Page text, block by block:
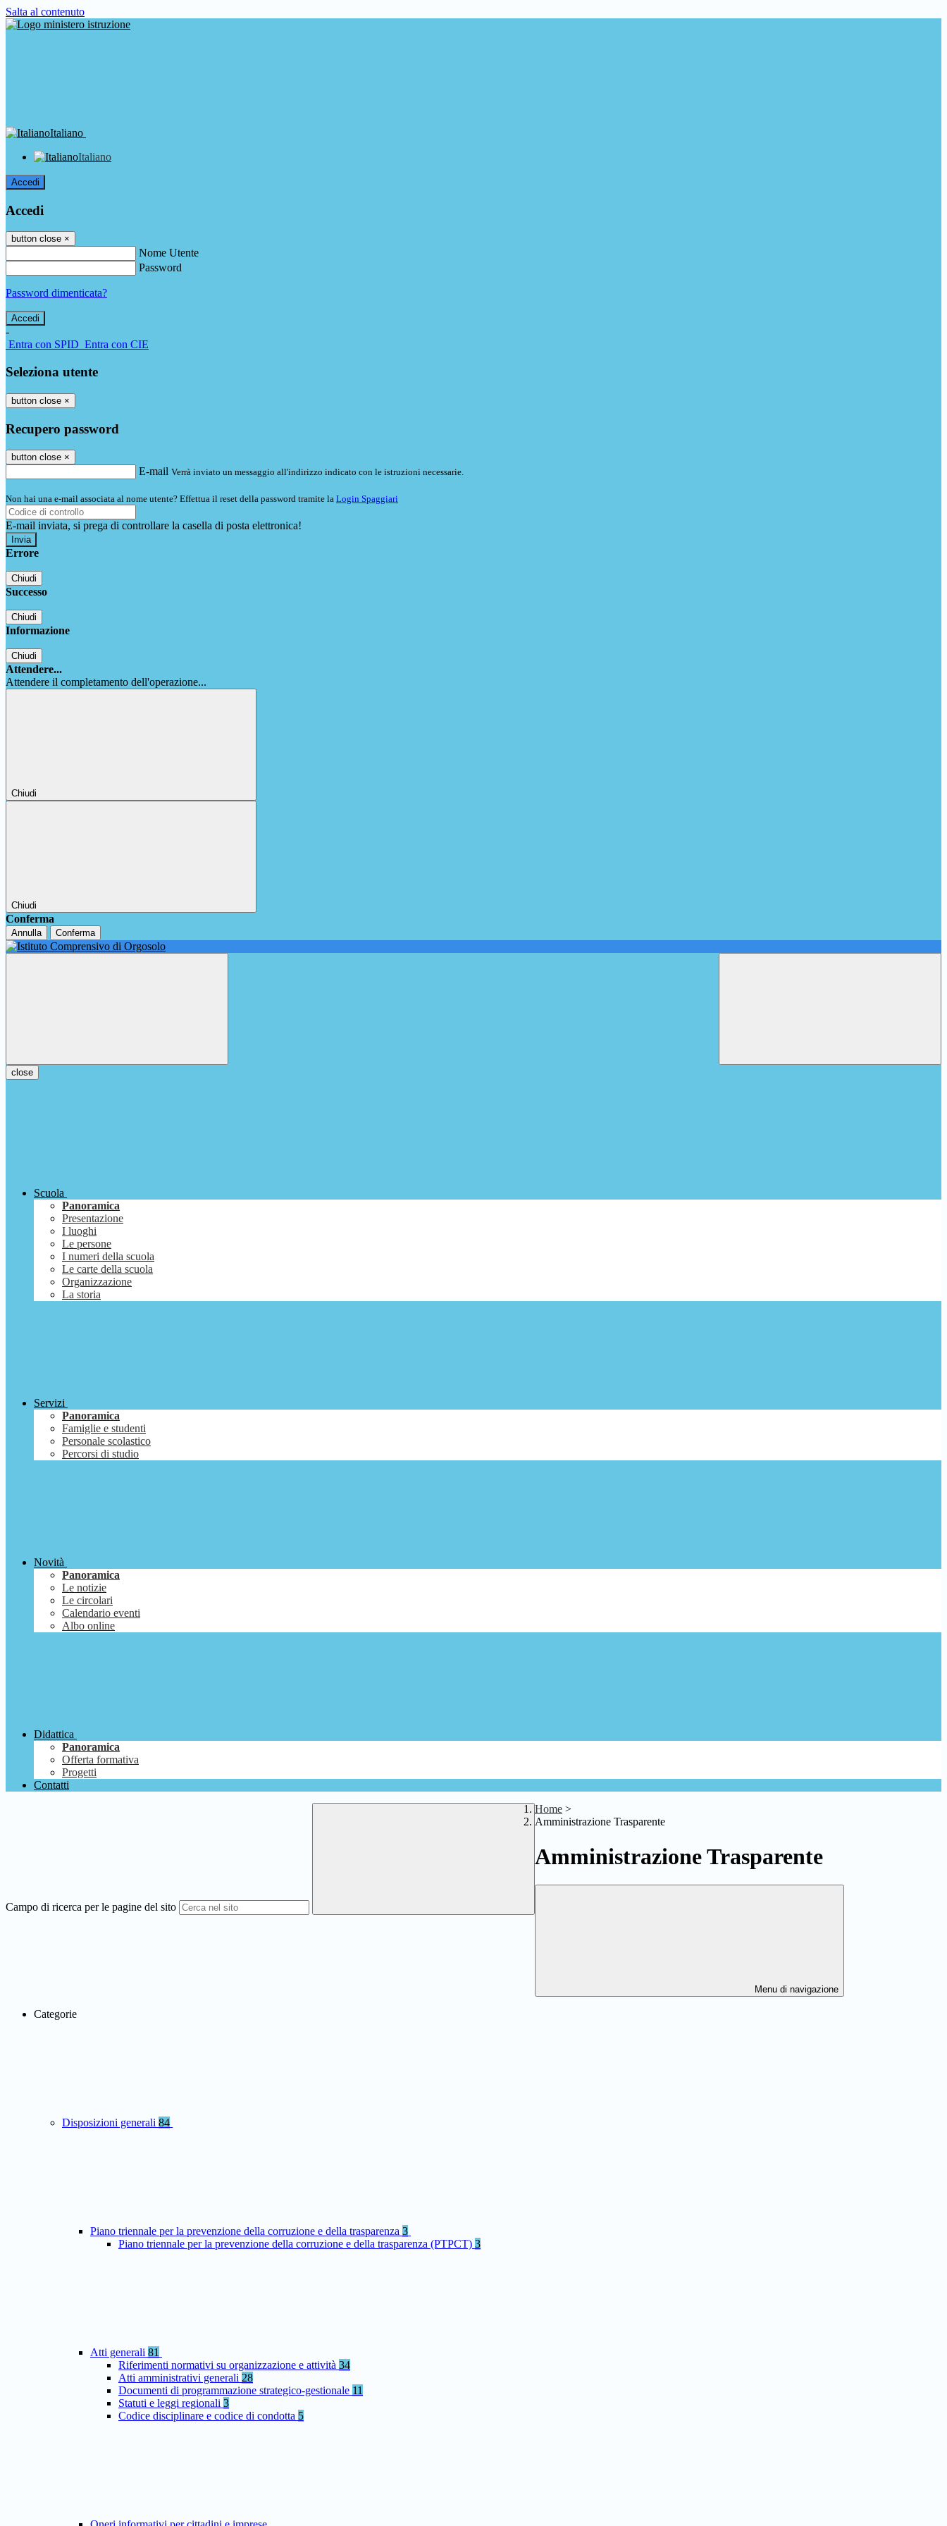
Salta al contenuto
Italiano
Italiano
Accedi
Accedi
button close ×
Nome Utente
Password
Password dimenticata?
-
Entra con SPID Entra con CIE
Seleziona utente
button close ×
Recupero password
button close ×
E-mail Verrà inviato un messaggio all'indirizzo indicato con le istruzioni necessarie.
Non hai una e-mail associata al nome utente? Effettua il reset della password tramite la Login Spaggiari
E-mail inviata, si prega di controllare la casella di posta elettronica!
Errore
Chiudi
Successo
Chiudi
Informazione
Chiudi
Attendere...
Attendere il completamento dell'operazione...
Chiudi
Chiudi
Conferma
Annulla Conferma
close
Scuola
Panoramica
Presentazione
I luoghi
Le persone
I numeri della scuola
Le carte della scuola
Organizzazione
La storia
Servizi
Panoramica
Famiglie e studenti
Personale scolastico
Percorsi di studio
Novità
Panoramica
Le notizie
Le circolari
Calendario eventi
Albo online
Didattica
Panoramica
Offerta formativa
Progetti
Contatti
Campo di ricerca per le pagine del sito
Home >
Amministrazione Trasparente
Amministrazione Trasparente
Menu di navigazione
Categorie
Disposizioni generali 84
Piano triennale per la prevenzione della corruzione e della trasparenza 3
Piano triennale per la prevenzione della corruzione e della trasparenza (PTPCT) 3
Atti generali 81
Riferimenti normativi su organizzazione e attività 34
Atti amministrativi generali 28
Documenti di programmazione strategico-gestionale 11
Statuti e leggi regionali 3
Codice disciplinare e codice di condotta 5